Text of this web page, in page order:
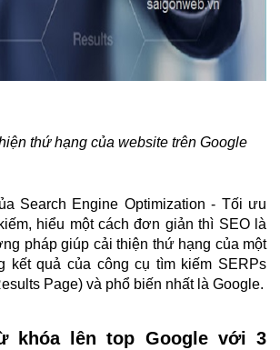
thứ hạng của website trên Google
Search Engine Optimization - Tối ưu
hiểu một cách đơn giản thì SEO là
pháp giúp cải thiện thứ hạng của một
kết quả của công cụ tìm kiếm SERPs
Page) và phổ biến nhất là Google.
khóa lên top Google với 3